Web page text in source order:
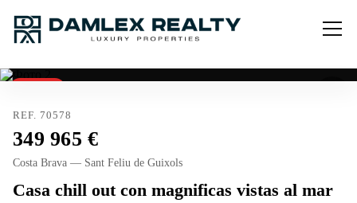
REF. 70578
349 965
Costa Brava — Sant Feliu de Guixols
Casa chill out con magnificas vistas al mar